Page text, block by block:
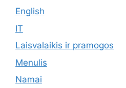
English
IT
Laisvalaikis ir pramogos
Menulis
Namai